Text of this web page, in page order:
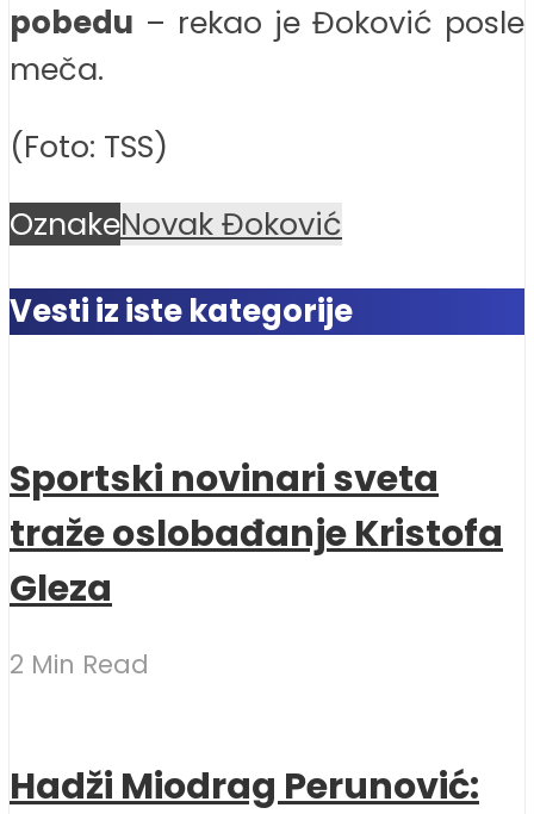
pobedu – rekao je Đoković posle
meča.
(Foto: TSS)
OznakeNovak Đoković
Vesti iz iste kategorije
Sportski novinari sveta
traže oslobađanje Kristofa
Gleza
2 Min Read
Hadži Miodrag Perunović: